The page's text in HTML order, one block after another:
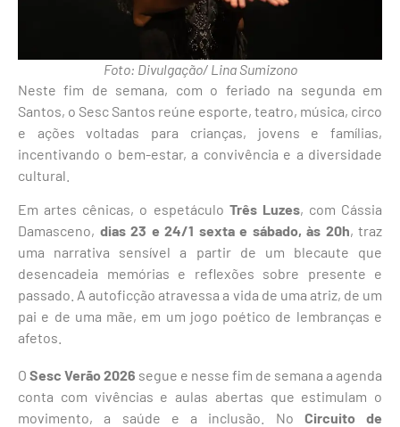
Foto: Divulgação/ Lina Sumizono
Neste fim de semana, com o feriado na segunda em
Santos, o Sesc Santos reúne esporte, teatro, música, circo
e ações voltadas para crianças, jovens e famílias,
incentivando o bem-estar, a convivência e a diversidade
cultural.
Em artes cênicas, o espetáculo Três Luzes, com Cássia
Damasceno, dias 23 e 24/1 sexta e sábado, às 20h, traz
uma narrativa sensível a partir de um blecaute que
desencadeia memórias e reflexões sobre presente e
passado. A autoficção atravessa a vida de uma atriz, de um
pai e de uma mãe, em um jogo poético de lembranças e
afetos.
O Sesc Verão 2026 segue e nesse fim de semana a agenda
conta com vivências e aulas abertas que estimulam o
movimento, a saúde e a inclusão. No Circuito de